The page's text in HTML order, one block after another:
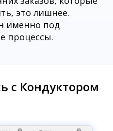
это лишнее.
именно под
процессы.
с Кондуктором